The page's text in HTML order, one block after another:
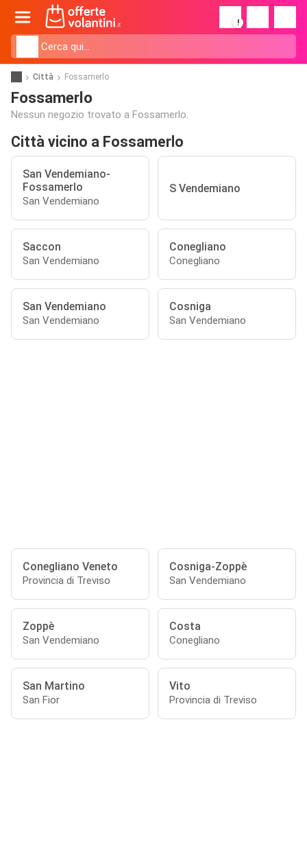
!
Città Fossamerlo
Fossamerlo
Nessun negozio trovato a Fossamerlo.
Città vicino a Fossamerlo
San Vendemiano-
Fossamerlo
San Vendemiano
S Vendemiano
Saccon
San Vendemiano
Conegliano
Conegliano
San Vendemiano
San Vendemiano
Cosniga
San Vendemiano
Conegliano Veneto
Provincia di Treviso
Cosniga-Zoppè
San Vendemiano
Zoppè
San Vendemiano
Costa
Conegliano
San Martino
San Fior
Vito
Provincia di Treviso